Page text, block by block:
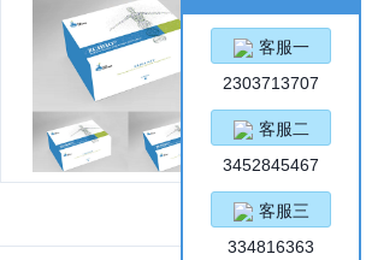
客服一
2303713707
客服二
3452845467
客服三
334816363